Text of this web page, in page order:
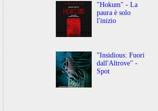
"Hokum" - La
paura è solo
l'inizio
"Insidious: Fuori
dall'Altrove" -
Spot